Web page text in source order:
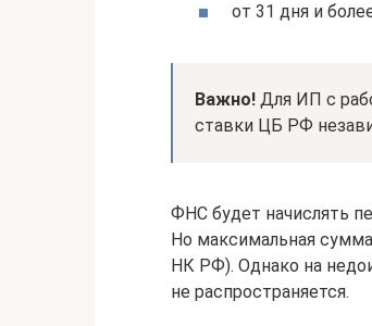
от 31 дня и
Важно! Для ИП с
ставки ЦБ РФ
ФНС будет начислять
Но максимальная
НК РФ). Однако на
не распространяется.